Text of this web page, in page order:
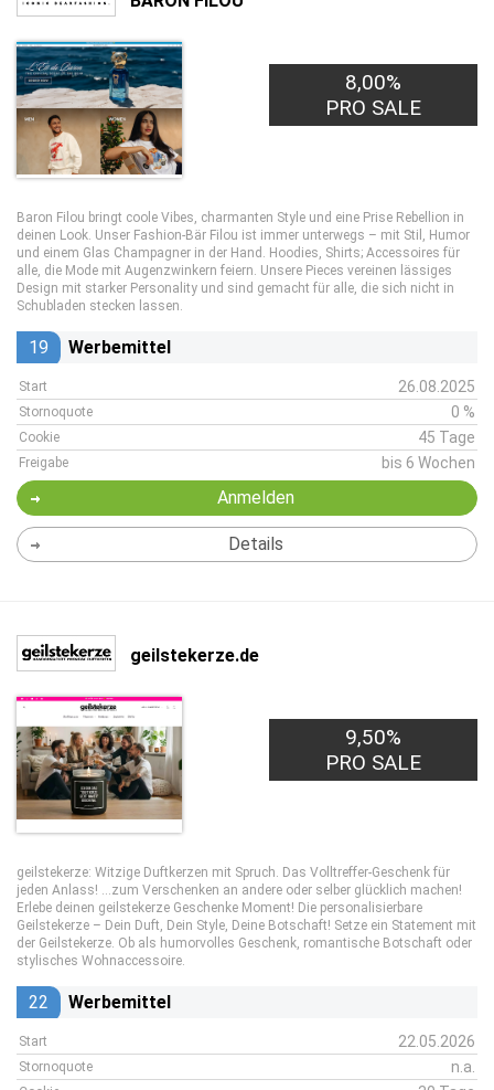
8,00%
PRO SALE
Baron Filou bringt coole Vibes, charmanten Style und eine Prise Rebellion in
deinen Look. Unser Fashion-Bär Filou ist immer unterwegs – mit Stil, Humor
und einem Glas Champagner in der Hand. Hoodies, Shirts; Accessoires für
alle, die Mode mit Augenzwinkern feiern. Unsere Pieces vereinen lässiges
Design mit starker Personality und sind gemacht für alle, die sich nicht in
Schubladen stecken lassen.
19 Werbemittel
Start 26.08.2025
Stornoquote 0 %
Cookie 45 Tage
Freigabe bis 6 Wochen
Anmelden
Details
geilstekerze.de
9,50%
PRO SALE
geilstekerze: Witzige Duftkerzen mit Spruch. Das Volltreffer-Geschenk für
jeden Anlass! …zum Verschenken an andere oder selber glücklich machen!
Erlebe deinen geilstekerze Geschenke Moment! Die personalisierbare
Geilstekerze – Dein Duft, Dein Style, Deine Botschaft! Setze ein Statement mit
der Geilstekerze. Ob als humorvolles Geschenk, romantische Botschaft oder
stylisches Wohnaccessoire.
22 Werbemittel
Start 22.05.2026
Stornoquote n.a.